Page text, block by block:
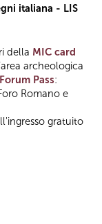
italiana - LIS
della MIC card
archeologica
Forum Pass:
Romano e
gratuito